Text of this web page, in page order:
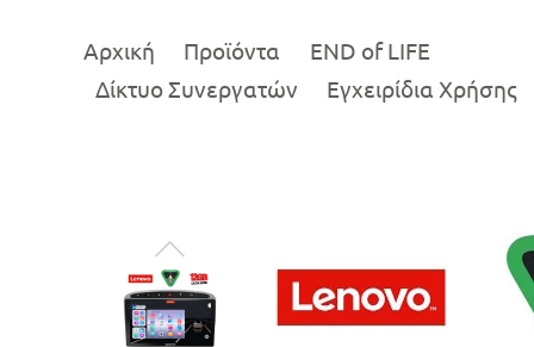
Αρχική Προϊόντα
END of LIFE
Δίκτυο Συνεργατών
Εγχειρίδια Χρήσης